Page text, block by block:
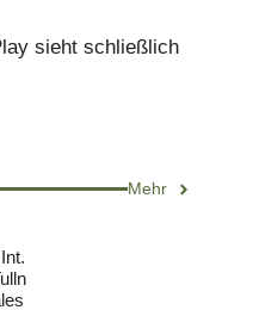
sieht schließlich
Mehr